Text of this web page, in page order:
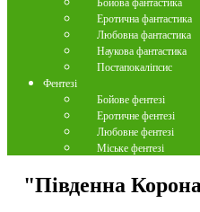
Бойова фантастика
Еротична фантастика
Любовна фантастика
Наукова фантастика
Постапокаліпсис
Фентезі
Бойове фентезі
Еротичне фентезі
Любовне фентезі
Міське фентезі
"Південна